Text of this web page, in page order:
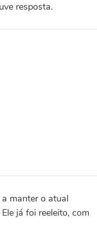
resposta.
manter o atual
já foi reeleito, com